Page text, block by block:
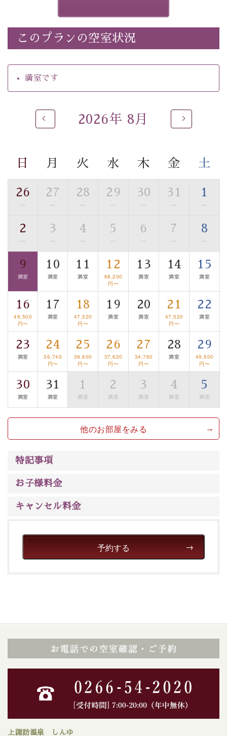
いう昔の暦による料理表現）
・朝食はこだわりの味噌汁をはじめとした和定食
【温泉】
るご入浴をお愉しみください。
■お座敷風呂（大浴場）
す。
※男性大浴場までのご移動には階段がございます。 予め
ご了承のほどお願いいたします。
眺望はございませんが、源泉掛け流しの温泉の質を楽し
む貸切温泉風呂です。ゆったりといやされるプライベー
トな空間をお愉しみください。
【旅】
■諏訪大社4社を巡る無料参拝バス
豊富な知識を持ったドライバー兼ガイドが諏訪大社をご
案内します。 事前ご予約制ですので、ご利用ご希望の方
は【3日前まで】にお電話ください。
※交通規制などにより運行できない日がございます
※年末年始及び御柱祭前後は運行しておりません
以上がプラン内容です。
上諏訪温泉“しんゆ”なら諏訪大社など歴史ある諏訪の街
で心癒されます。
清らかな源泉、自然の恵みあるお食事、諏訪湖に包まれ
るお部屋、 大人のたしなみを感じていただける、美しく
さい。
このプランの空室状況
満室です
2026年 8月
日 月 火 水 木 金 土
26
—
27
—
28
—
29
—
30
—
31
—
1
—
2
—
3
—
4
—
5
—
6
—
7
—
8
—
9
満室
10
満室
11
満室
12
68,200
円〜
13
満室
14
満室
15
満室
16
49,500
円〜
17
満室
18
47,520
円〜
19
満室
20
満室
21
47,520
円〜
22
満室
23
満室
24
36,740
円〜
25
39,600
円〜
26
37,620
円〜
27
34,760
円〜
28
満室
29
49,500
円〜
30
満室
31
満室
1
満室
2
満室
3
満室
4
満室
5
満室
他のお部屋をみる
特記事項
お子様料金
キャンセル料金
予約する
上諏訪温泉 しんゆ